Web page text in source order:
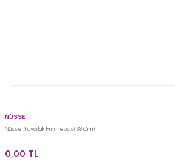
NÜSSE
Nüsse Yuvarlak Fırın Tepsisi(38 Cm)
0,00 TL